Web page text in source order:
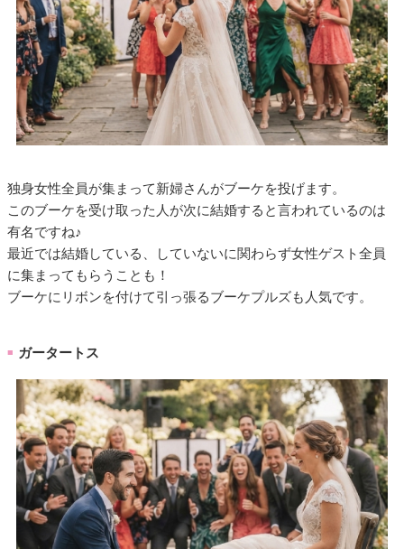
独身女性全員が集まって新婦さんがブーケを投げます。
このブーケを受け取った人が次に結婚すると言われているのは
有名ですね♪
最近では結婚している、していないに関わらず女性ゲスト全員
に集まってもらうことも！
ブーケにリボンを付けて引っ張るブーケプルズも人気です。
■ ガータートス